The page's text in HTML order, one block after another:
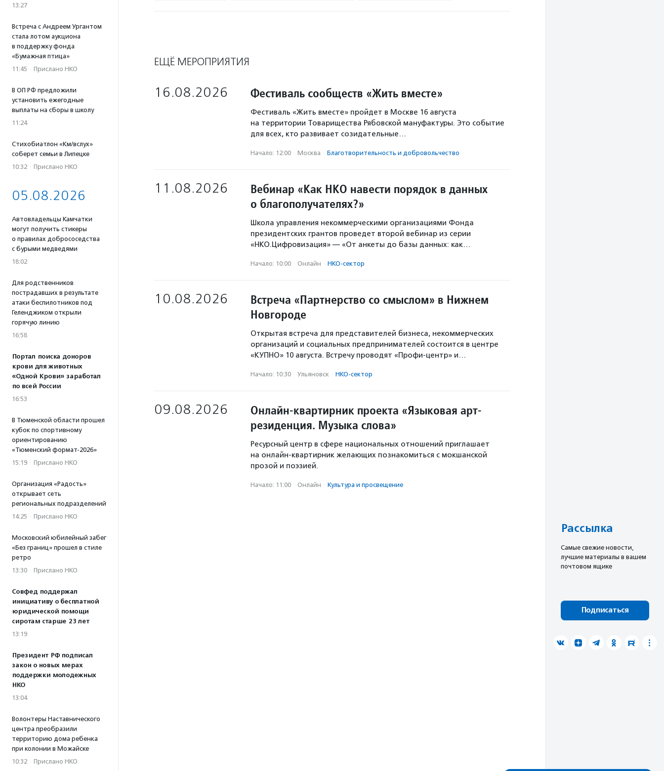
13:27
Встреча с Андреем Ургантом
стала лотом аукциона
в поддержку фонда
«Бумажная птица»
11:45 · Прислано НКО
В ОП РФ предложили
установить ежегодные
выплаты на сборы в школу
11:24
Стихобиатлон «Км/вслух»
соберет семьи в Липецке
10:32 · Прислано НКО
05.08.2026
Автовладельцы Камчатки
могут получить стикеры
о правилах добрососедства
с бурыми медведями
18:02
Для родственников
пострадавших в результате
атаки беспилотников под
Геленджиком открыли
горячую линию
16:58
Портал поиска доноров
крови для животных
«Одной Крови» заработал
по всей России
16:53
В Тюменской области прошел
кубок по спортивному
ориентированию
«Тюменский формат-2026»
15:19 · Прислано НКО
Организация «Радость»
открывает сеть
региональных подразделений
14:25 · Прислано НКО
Московский юбилейный забег
«Без границ» прошел в стиле
ретро
13:30 · Прислано НКО
Совфед поддержал
инициативу о бесплатной
юридической помощи
сиротам старше 23 лет
13:19
Президент РФ подписал
закон о новых мерах
поддержки молодежных
НКО
13:04
Волонтеры Наставнического
центра преобразили
территорию дома ребенка
при колонии в Можайске
10:32 · Прислано НКО
ЕЩЁ МЕРОПРИЯТИЯ
16.08.2026 Фестиваль сообществ «Жить вместе»
Фестиваль «Жить вместе» пройдет в Москве 16 августа
на территории Товарищества Рябовской мануфактуры. Это событие
для всех, кто развивает созидательные…
Начало: 12:00 · Москва · Благотвори­тель­ность и доброволь­чест­во
11.08.2026
Вебинар «Как НКО навести порядок в данных
о благополучателях?»
Школа управления некоммерческими организациями Фонда
президентских грантов проведет второй вебинар из серии
«НКО.Цифровизация» — «От анкеты до базы данных: как…
Начало: 10:00 · Онлайн · НКО-сектор
10.08.2026
Встреча «Партнерство со смыслом» в Нижнем
Новгороде
Открытая встреча для представителей бизнеса, некоммерческих
организаций и социальных предпринимателей состоится в центре
«КУПНО» 10 августа. Встречу проводят «Профи-центр» и…
Начало: 10:30 · Ульяновск · НКО-сектор
09.08.2026
Онлайн-квартирник проекта «Языковая арт-
резиденция. Музыка слова»
Ресурсный центр в сфере национальных отношений приглашает
на онлайн-квартирник желающих познакомиться с мокшанской
прозой и поэзией.
Начало: 11:00 · Онлайн · Культура и просвещение
Рассылка
Cамые свежие новости,
лучшие материалы в вашем
почтовом ящике
Подписаться